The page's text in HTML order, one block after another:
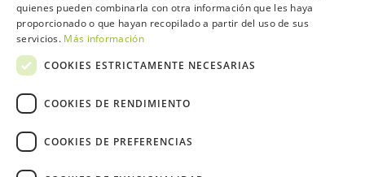
Opina Contacta
quienes pueden combinarla con otra información que les haya
proporcionado o que hayan recopilado a partir del uso de sus
servicios. Más información
COOKIES ESTRICTAMENTE NECESARIAS
COOKIES DE RENDIMIENTO
COOKIES DE PREFERENCIAS